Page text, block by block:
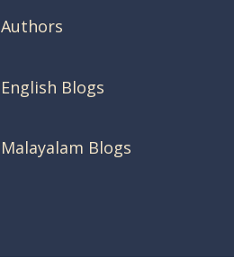
Authors
English Blogs
Malayalam Blogs